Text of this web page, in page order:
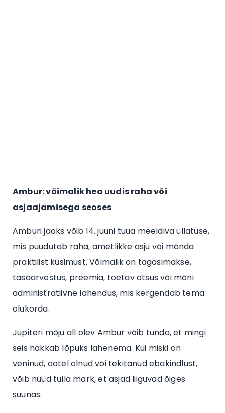
Ambur: võimalik hea uudis raha või
asjaajamisega seoses
Amburi jaoks võib 14. juuni tuua meeldiva üllatuse,
mis puudutab raha, ametlikke asju või mõnda
praktilist küsimust. Võimalik on tagasimakse,
tasaarvestus, preemia, toetav otsus või mõni
administratiivne lahendus, mis kergendab tema
olukorda.
Jupiteri mõju all olev Ambur võib tunda, et mingi
seis hakkab lõpuks lahenema. Kui miski on
veninud, ootel olnud või tekitanud ebakindlust,
võib nüüd tulla märk, et asjad liiguvad õiges
suunas.